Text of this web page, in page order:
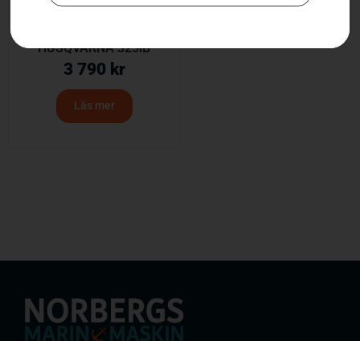
HUSQVARNA 325iB
3 790 kr
Läs mer